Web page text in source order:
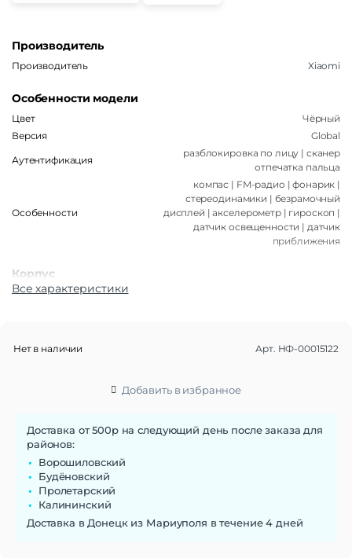
Производитель
Производитель Xiaomi
Особенности модели
Цвет
Чёрный
Версия
Global
Аутентификация
разблокировка по лицу | сканер
отпечатка пальца
Особенности
компас | FM-радио | фонарик |
стереодинамики | безрамочный
дисплей | акселерометр | гироскоп |
датчик освещенности | датчик
приближения
Корпус
Материал корпуса
Операционная система
Операционная система
Функции памяти
Объем памяти
Слот для карты памяти
Все характеристики
Нет в наличии Арт. НФ-00015122
Добавить в избранное
Доставка от 500р на следующий день после заказа для
районов:
Ворошиловский
Будёновский
Пролетарский
Калининский
Доставка в Донецк из Мариуполя в течение 4 дней